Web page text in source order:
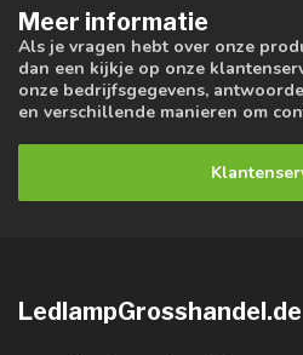
Meer informatie
Als je vragen hebt over onze
dan een kijkje op onze
onze bedrijfsgegevens,
en verschillende manieren om
LedlampGrosshandel.de